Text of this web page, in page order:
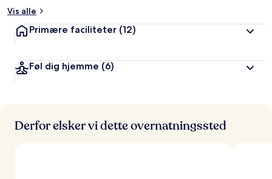
Vis alle
Primære faciliteter (12)
Føl dig hjemme (6)
Derfor elsker vi dette overnatningssted